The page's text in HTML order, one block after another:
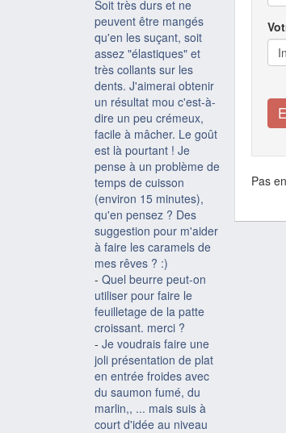
Pas
Soit très durs et ne
peuvent être mangés
qu'en les suçant, soit
assez "élastiques" et
très collants sur les
dents. J'aimerai obtenir
un résultat mou c'est-à-
dire un peu crémeux,
facile à mâcher. Le goût
est là pourtant ! Je
pense à un problème de
temps de cuisson
(environ 15 minutes),
qu'en pensez ? Des
suggestion pour m'aider
à faire les caramels de
mes rêves ? :)
- Quel beurre peut-on
utiliser pour faire le
feuilletage de la patte
croissant. merci ?
- Je voudrais faire une
joli présentation de plat
en entrée froides avec
du saumon fumé, du
marlin,, ... mais suis à
court d'idée au niveau